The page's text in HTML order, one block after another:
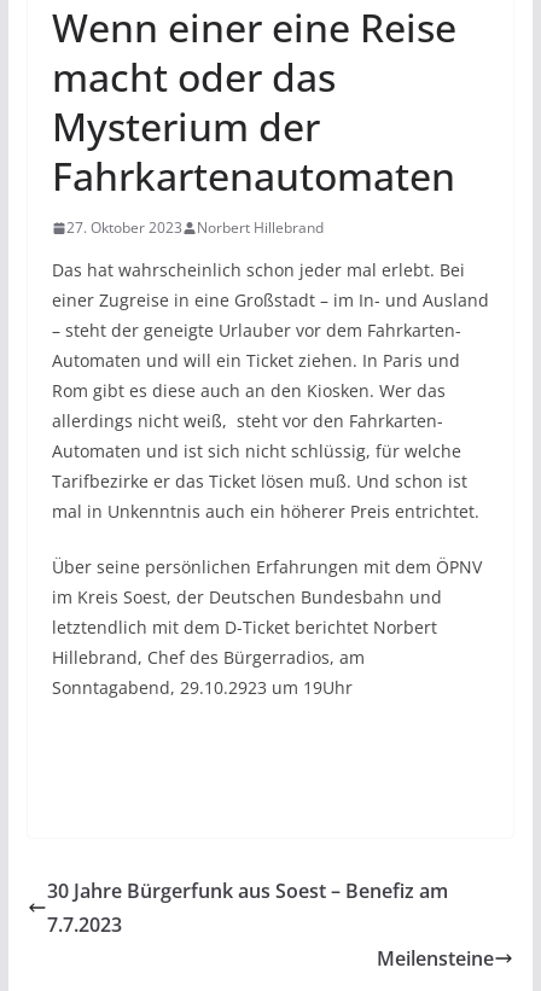
Wenn einer eine Reise
macht oder das
Mysterium der
Fahrkartenautomaten
27. Oktober 2023 Norbert Hillebrand
Das hat wahrscheinlich schon jeder mal erlebt. Bei
einer Zugreise in eine Großstadt – im In- und Ausland
– steht der geneigte Urlauber vor dem Fahrkarten-
Automaten und will ein Ticket ziehen. In Paris und
Rom gibt es diese auch an den Kiosken. Wer das
allerdings nicht weiß, steht vor den Fahrkarten-
Automaten und ist sich nicht schlüssig, für welche
Tarifbezirke er das Ticket lösen muß. Und schon ist
mal in Unkenntnis auch ein höherer Preis entrichtet.
Über seine persönlichen Erfahrungen mit dem ÖPNV
im Kreis Soest, der Deutschen Bundesbahn und
letztendlich mit dem D-Ticket berichtet Norbert
Hillebrand, Chef des Bürgerradios, am
Sonntagabend, 29.10.2923 um 19Uhr
30 Jahre Bürgerfunk aus Soest – Benefiz am
7.7.2023
Meilensteine